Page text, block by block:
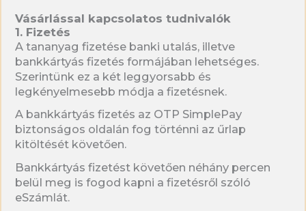
Vásárlással kapcsolatos tudnivalók
1. Fizetés
A tananyag fizetése banki utalás, illetve
bankkártyás fizetés formájában lehetséges.
Szerintünk ez a két leggyorsabb és
legkényelmesebb módja a fizetésnek.
A bankkártyás fizetés az OTP SimplePay
biztonságos oldalán fog történni az űrlap
kitöltését követően.
Bankkártyás fizetést követően néhány percen
belül meg is fogod kapni a fizetésről szóló
eSzámlát.